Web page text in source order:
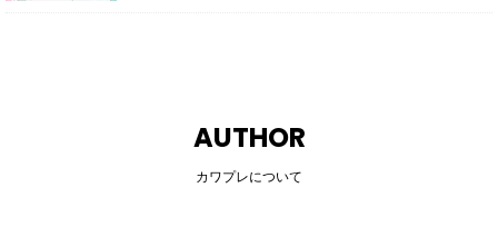
AUTHOR
カワプレについて